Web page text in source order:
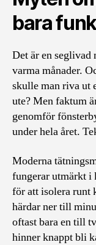
bara
Det är en seglivad
varma månader.
skulle man riva ut
ute? Men faktum
genomför
under hela året.
Moderna
fungerar utmärkt i
för att isolera runt
härdar ner till
oftast bara en till
hinner knappt bli